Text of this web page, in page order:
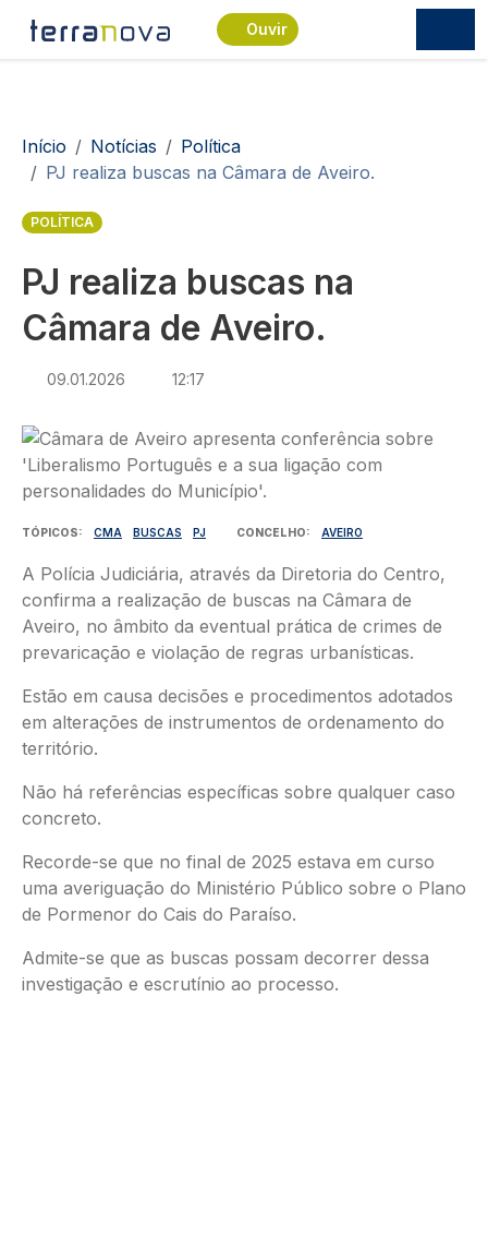
Passar para o conteúdo principal
Ouvir
Navegação estrutural
Início Notícias
Política
PJ realiza buscas na Câmara de Aveiro.
POLÍTICA
PJ realiza buscas na
Câmara de Aveiro.
09.01.2026 12:17
Imagem
TÓPICOS CMA BUSCAS PJ CONCELHO AVEIRO
A Polícia Judiciária, através da Diretoria do Centro,
confirma a realização de buscas na Câmara de
Aveiro, no âmbito da eventual prática de crimes de
prevaricação e violação de regras urbanísticas.
Estão em causa decisões e procedimentos adotados
em alterações de instrumentos de ordenamento do
território.
Não há referências específicas sobre qualquer caso
concreto.
Recorde-se que no final de 2025 estava em curso
uma averiguação do Ministério Público sobre o Plano
de Pormenor do Cais do Paraíso.
Admite-se que as buscas possam decorrer dessa
investigação e escrutínio ao processo.